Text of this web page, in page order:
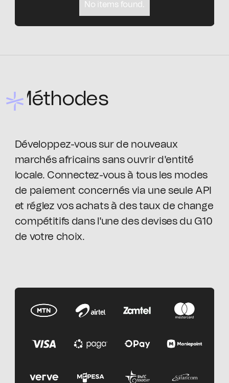
No items found.
Méthodes
Développez-vous sur de nouveaux
marchés africains sans ouvrir d'entité
locale. Connectez-vous à tous les modes
de paiement concernés via une seule API
et réglez vos achats à des taux de change
compétitifs dans l'une des devises du G10
de votre choix.